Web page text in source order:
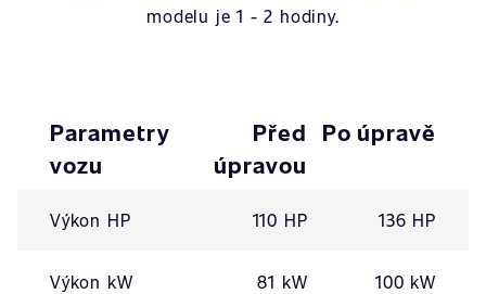
modelu je 1 - 2 hodiny.
Parametry
vozu
Před
úpravou
Po úpravě
Výkon HP 110 HP 136 HP
Výkon kW 81 kW 100 kW